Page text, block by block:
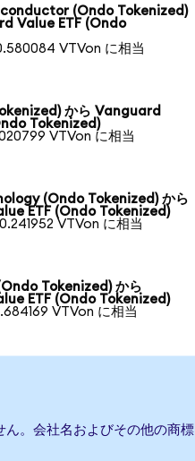
(Ondo Tokenized)
Value ETF (Ondo
VTVon に相当
から Vanguard
Tokenized)
VTVon に相当
(Ondo Tokenized) から
ETF (Ondo Tokenized)
VTVon に相当
Tokenized) から
ETF (Ondo Tokenized)
VTVon に相当
ん。会社名およびその他の商標